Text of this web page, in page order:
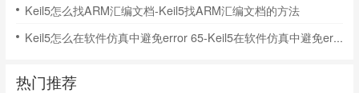
Keil5怎么找ARM汇编文档-Keil5找ARM汇编文档的方法
Keil5怎么在软件仿真中避免error 65-Keil5在软件仿真中避免error 65的方法
热门推荐